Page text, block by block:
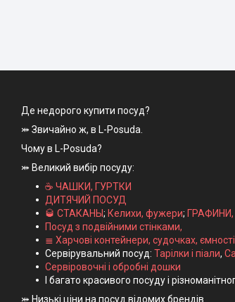
Де недорого купити посуд?
⤗ Звичайно ж, в L-Posuda.
Чому в L-Posuda?
⤗ Великий вибір посуду:
☕ ЧАШКИ, ГУРТКИ
ДИТЯЧИЙ ПОСУД
🥃 СТАКАНЫ; Келихи, фужери;
Посуд з подвійними стінками,
≣ Харчові контейнери, судочках,
Сервірувальний посуд: Тарілки і піали,
Сервіровочні і обробні дошки
І багато красивого посуду і
⤗ Низькі ціни на посуд відомих брендів